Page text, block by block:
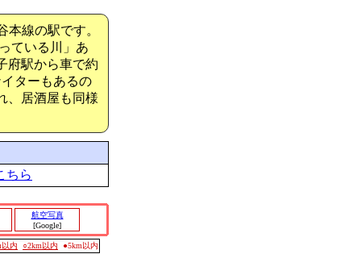
線の駅です。
ている川」あ
府駅から車で約
ターもあるの
、居酒屋も同様
ちら
航空写真
[Google]
以内 ○2km以内 ●5km以内